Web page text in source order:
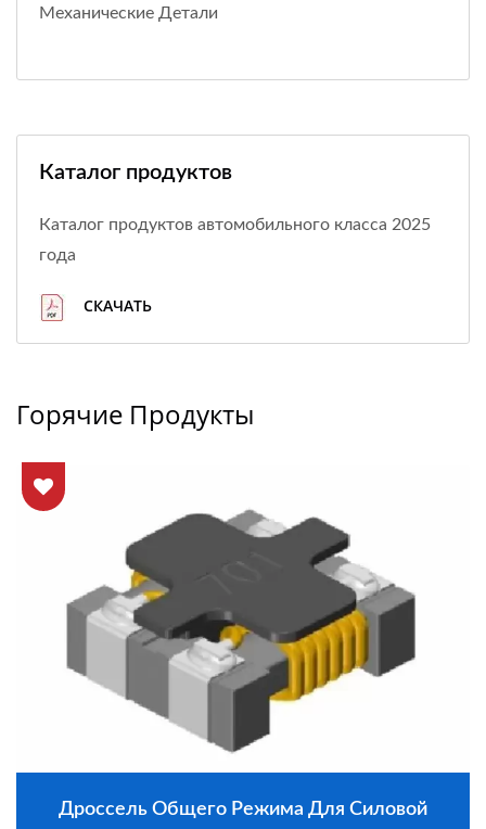
Механические Детали
Каталог продуктов
Каталог продуктов автомобильного класса 2025
года
СКАЧАТЬ
Горячие Продукты
Дроссель Общего Режима Для Силовой